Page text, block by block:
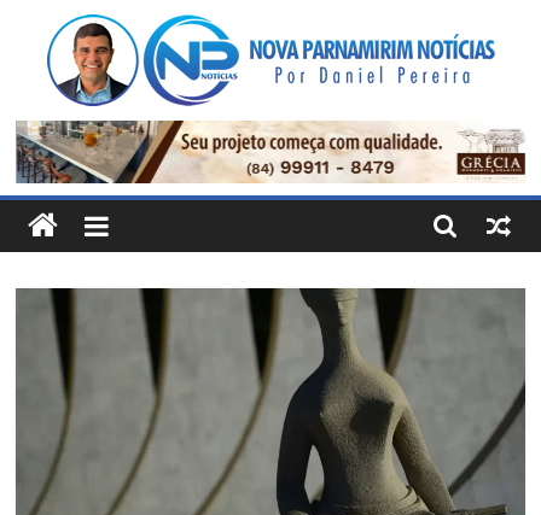
conteúdo
Nova
Parnamirim
Notícias
Daniel
Pereira